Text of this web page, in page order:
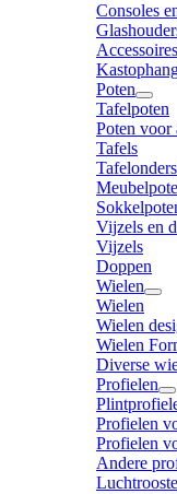
Consoles
Poten
Tafelpoten
Poten voor
Tafels
Vijzels en
Vijzels
Doppen
Wielen
Wielen
Wielen
Wielen
Diverse
Profielen
Profielen
Profielen
Andere